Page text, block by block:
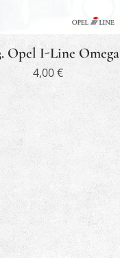
Opel I-Line Omega
4,00€